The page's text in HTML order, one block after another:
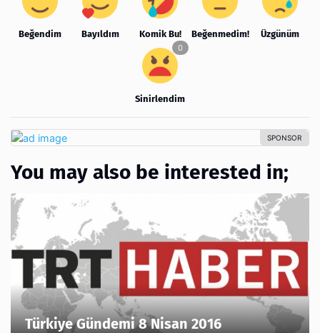
Beğendim Bayıldım Komik Bu! Beğenmedim! Üzgünüm
Sinirlendim
You may also be interested in;
Türkiye Gündemi 8 Nisan 2016